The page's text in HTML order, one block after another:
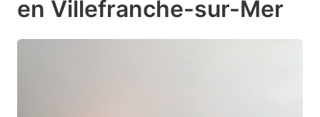
en Villefranche-sur-Mer